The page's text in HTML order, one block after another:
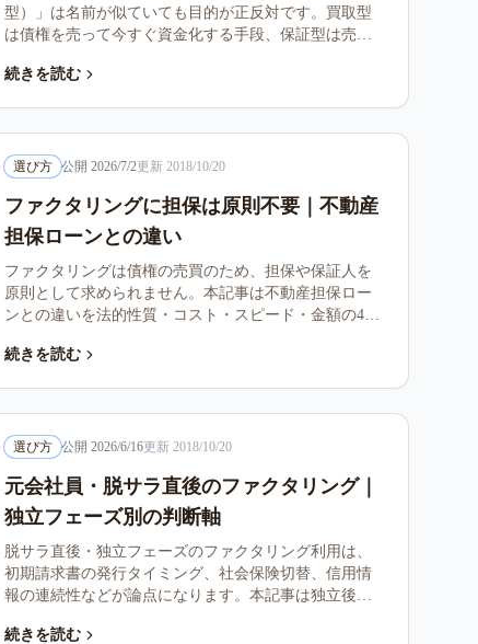
型）」は名前が似ていても目的が正反対です。買取型
は債権を売って今すぐ資金化する手段、保証型は売掛
金が入りません。両者の違い・コスト構造・向く企業
続きを読む
選び方 公開 2026/7/2更新 2018/10/20
ファクタリングに担保は原則不要｜不動産
担保ローンとの違い
ファクタリングは債権の売買のため、担保や保証人を
原則として求められません。本記事は不動産担保ロー
ンとの違いを法的性質・コスト・スピード・金額の4軸
報つきで比較します。当サイトの口コミ調査（2026年3
続きを読む
選び方 公開 2026/6/16更新 2018/10/20
元会社員・脱サラ直後のファクタリング｜
独立フェーズ別の判断軸
脱サラ直後・独立フェーズのファクタリング利用は、
初期請求書の発行タイミング、社会保険切替、信用情
報の連続性などが論点になります。本記事は独立後フ
続きを読む